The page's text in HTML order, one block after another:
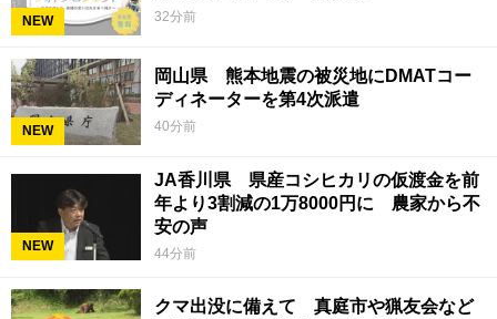
NEW 32分前
NEW
岡山県 熊本地震の被災地にDMATコー
ディネーターを第4次派遣
40分前
NEW
JA香川県 県産コシヒカリの仮渡金を前
年より3割減の1万8000円に 農家から不
安の声
44分前
クマ出没に備えて 真庭市や猟友会など